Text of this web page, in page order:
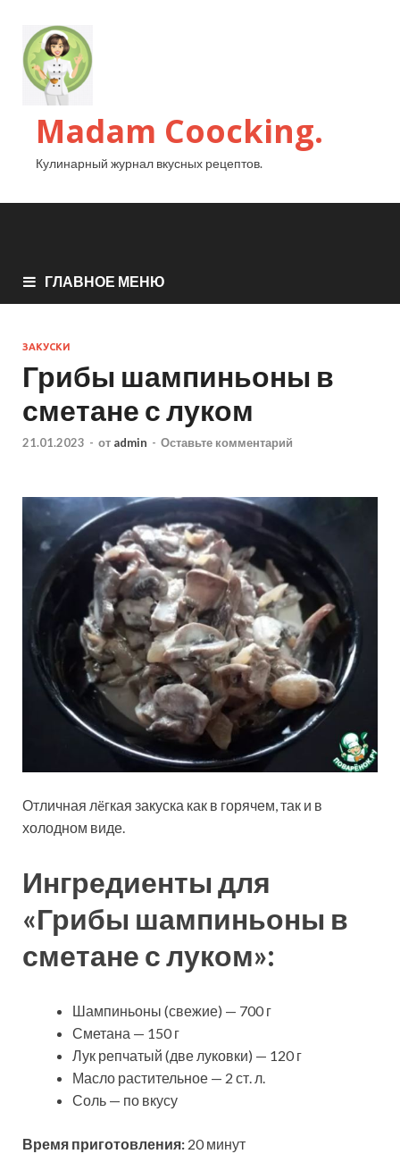
Madam Coocking.
Кулинарный журнал вкусных рецептов.
ГЛАВНОЕ МЕНЮ
ЗАКУСКИ
Грибы шампиньоны в
сметане с луком
21.01.2023 - от admin - Оставьте комментарий
Отличная лëгкая закуска как в горячем, так и в
холодном виде.
Ингредиенты для
«Грибы шампиньоны в
сметане с луком»:
Шампиньоны (свежие) — 700 г
Сметана — 150 г
Лук репчатый (две луковки) — 120 г
Масло растительное — 2 ст. л.
Соль — по вкусу
Время приготовления: 20 минут